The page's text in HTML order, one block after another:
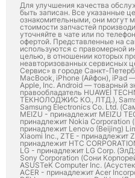
Для улучшения качества
быть записан. Все указанные
ознакомительными, они могут
стоимости запчастей
уточняйте в чате или по
офертой. Представленные на
используются с правомерной
целью, в отношении которых
неавторизованных сервисных
Сервис» в городе Санкт-
MacBook, iPhone (Айфон), iPad
Apple, Inc. Android — товарный
правообладатель HUAWEI
ТЕКНОЛОДЖИС КО., ЛТД.),
Samsung Electronics Co. Ltd.
MEIZU - принадлежит MEIZU
принадлежит Nokia
принадлежит Lenovo (Beijing)
Xiaomi Inc., ZTE - принадлежит
принадлежит HTC
LG - принадлежит LG Corp.
Sony Corporation (Сони
ASUSTeK Computer Inc.
ACER - принадлежит Acer